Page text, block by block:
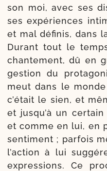
son moi, avec ses
ses expé­riences
et mal défi­nis, dans
Durant tout le
chan­te­ment, dû en
ges­tion du
meut dans le
c’é­tait le sien, et
et jus­qu’à un
et comme en lui, en
sen­ti­ment ; par­fois
l’ac­tion à lui
expres­sions. Ce